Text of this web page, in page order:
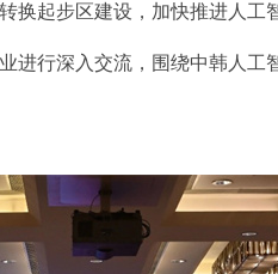
换起步区建设，加快推进人工
进行深入交流，围绕中韩人工